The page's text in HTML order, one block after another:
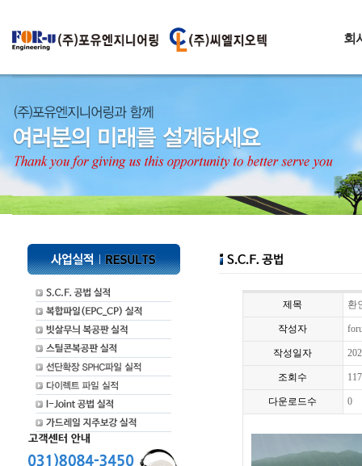
회
제목 환
작성자
작성일자
조회수
다운로드수 0